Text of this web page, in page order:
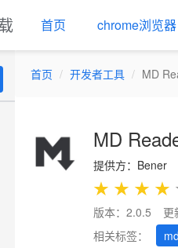
首页 chrome浏览器
首页 开发者工具 MD
MD
提供方：Bener
★ ★ ★ ★
版本：2.0.5
更
相关标签：